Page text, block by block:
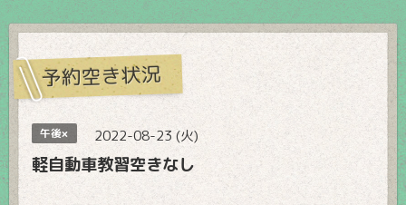
予約空き状況
午後× 2022-08-23 (火)
軽自動車教習空きなし